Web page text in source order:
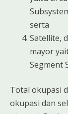
serta
Satellite,
mayor
Segment
Total okupasi
okupasi dan